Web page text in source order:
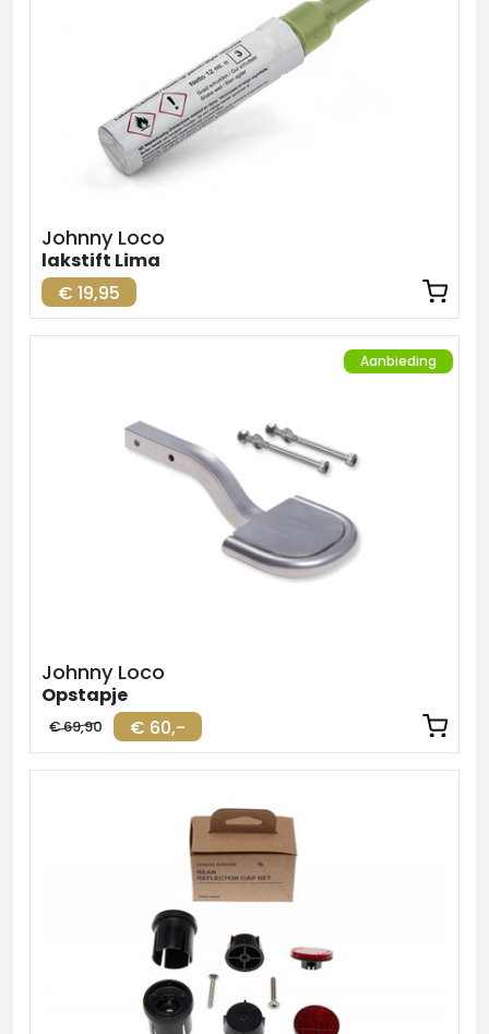
Johnny Loco
lakstift Lima
€ 19,95
Aanbieding
Johnny Loco
Opstapje
€ 60,-
€ 69,90